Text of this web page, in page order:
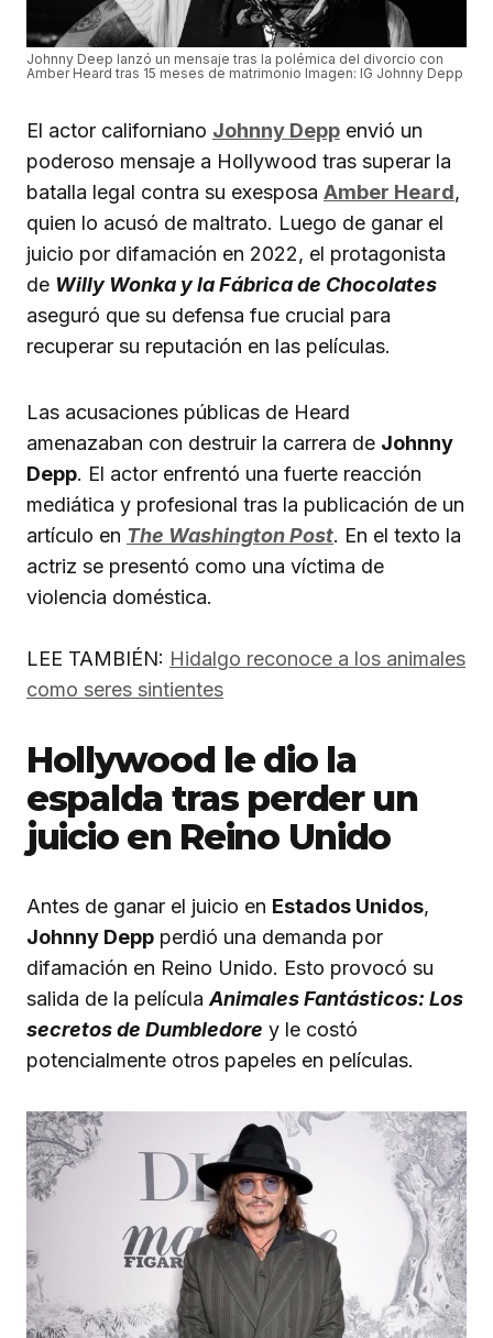
Johnny Deep lanzó un mensaje tras la polémica del divorcio con
Amber Heard tras 15 meses de matrimonio Imagen: IG Johnny Depp
El actor californiano Johnny Depp envió un
poderoso mensaje a Hollywood tras superar la
batalla legal contra su exesposa Amber Heard,
quien lo acusó de maltrato. Luego de ganar el
juicio por difamación en 2022, el protagonista
de Willy Wonka y la Fábrica de Chocolates
aseguró que su defensa fue crucial para
recuperar su reputación en las películas.
Las acusaciones públicas de Heard
amenazaban con destruir la carrera de Johnny
Depp. El actor enfrentó una fuerte reacción
mediática y profesional tras la publicación de un
artículo en The Washington Post. En el texto la
actriz se presentó como una víctima de
violencia doméstica.
LEE TAMBIÉN: Hidalgo reconoce a los animales
como seres sintientes
Hollywood le dio la
espalda tras perder un
juicio en Reino Unido
Antes de ganar el juicio en Estados Unidos,
Johnny Depp perdió una demanda por
difamación en Reino Unido. Esto provocó su
salida de la película Animales Fantásticos: Los
secretos de Dumbledore y le costó
potencialmente otros papeles en películas.